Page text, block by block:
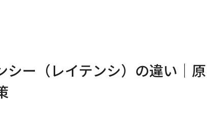
ー（レイテンシ）の違い｜原